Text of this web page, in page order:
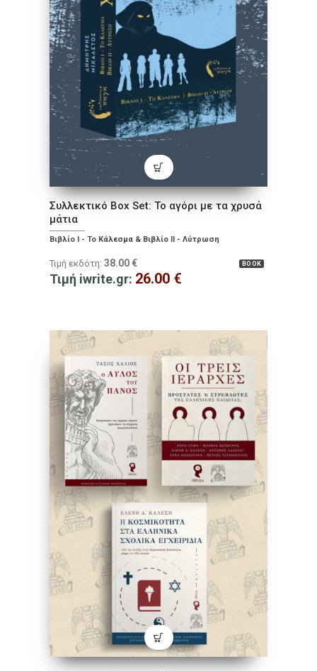
Συλλεκτικό Box Set: Το αγόρι με τα χρυσά
μάτια
Βιβλίο Ι - Το Κάλεσμα & Βιβλίο ΙΙ - Λύτρωση
BOOK
Τιμή εκδότη: 38.00 €
Τιμή iwrite.gr: 26.00 €